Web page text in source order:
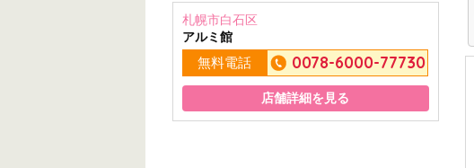
札幌市白石区
アルミ館
無料電話 0078-6000-77730
店舗詳細を見る